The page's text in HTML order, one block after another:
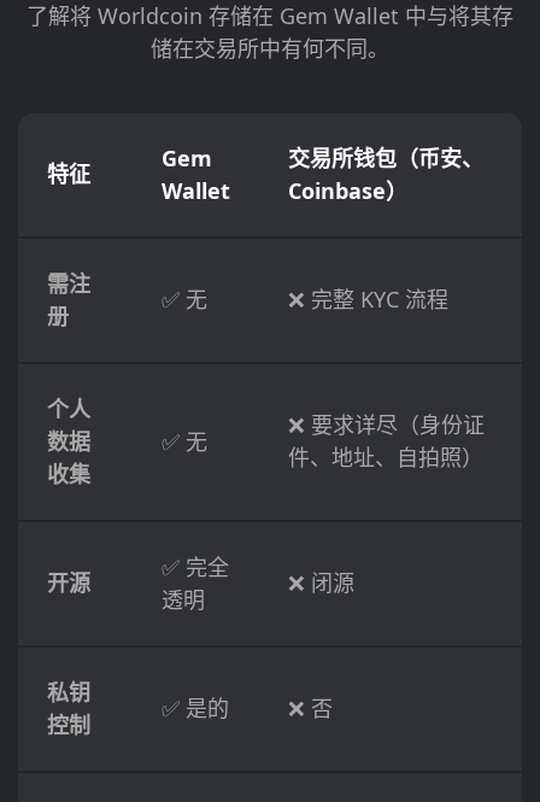
了解将 Worldcoin 存储在 Gem Wallet 中与将其存
储在交易所中有何不同。
特征
Gem
Wallet
交易所钱包（币安、
Coinbase）
需注
册
✅ 无 ❌ 完整 KYC 流程
个人
数据
收集
✅ 无
❌ 要求详尽（身份证
件、地址、自拍照）
开源
✅ 完全
透明
❌ 闭源
私钥
控制
✅ 是的 ❌ 否